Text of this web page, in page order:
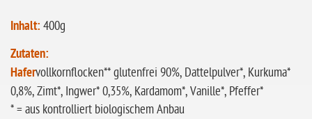
Inhalt: 400g
Zutaten:
Hafervollkornflocken** glutenfrei 90%, Dattelpulver*, Kurkuma*
0,8%, Zimt*, Ingwer* 0,35%, Kardamom*, Vanille*, Pfeffer*
* = aus kontrolliert biologischem Anbau